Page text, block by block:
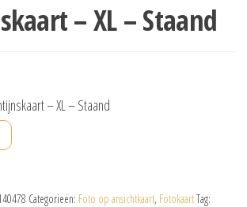
– XL – Staand
– XL – Staand
Categorieën: Foto op ansichtkaart, FotokaartTag: